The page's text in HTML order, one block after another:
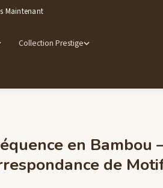
Maintenant
Collection Prestige
en Bambou
de